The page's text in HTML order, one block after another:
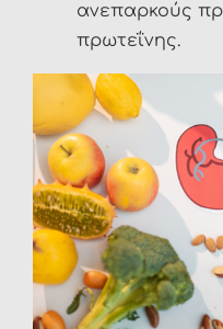
ανεπαρκούς
πρωτεΐνης.